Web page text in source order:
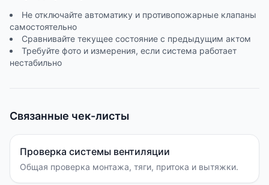
Не отключайте автоматику и противопожарные клапаны
самостоятельно
Сравнивайте текущее состояние с предыдущим актом
Требуйте фото и измерения, если система работает
нестабильно
Связанные чек-листы
Проверка системы вентиляции
Общая проверка монтажа, тяги, притока и вытяжки.